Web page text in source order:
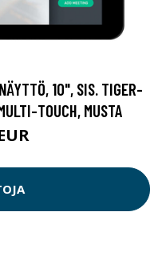
10", SIS. TIGER-
TOUCH, MUSTA